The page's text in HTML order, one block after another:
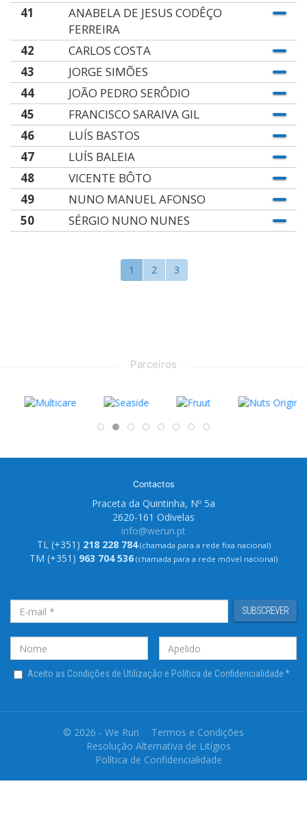
41
ANABELA DE JESUS CODÊÇO
FERREIRA
42
CARLOS COSTA
43
JORGE SIMÕES
44
JOÃO PEDRO SERÔDIO
45
FRANCISCO SARAIVA GIL
46
LUÍS BASTOS
47
LUÍS BALEIA
48
VICENTE BÔTO
49
NUNO MANUEL AFONSO
50
SÉRGIO NUNO NUNES
1 2 3
Parceiros
Contactos
Praceta da Quintinha, Nº 5a
2620-161 Odivelas
info@werun.pt
TL (+351) 218 228 784(chamada para a rede fixa nacional)
TM (+351) 963 704 536 (chamada para a rede móvel nacional)
SUBSCREVER
Aceito as Condições de Utilização e Política de Confidencialidade*
© 2026 - We Run
Termos e Condições
Resolução Alternativa de Litígios
Política de Confidencialidade